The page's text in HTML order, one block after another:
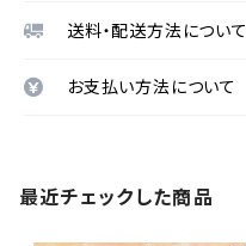
送料・配送方法について
お支払い方法について
最近チェックした商品